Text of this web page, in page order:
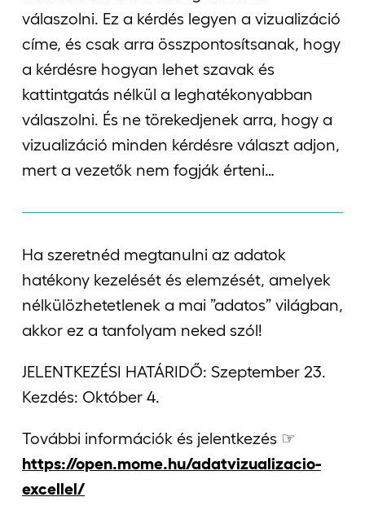
válaszolni. Ez a kérdés legyen a vizualizáció
címe, és csak arra összpontosítsanak, hogy
a kérdésre hogyan lehet szavak és
kattintgatás nélkül a leghatékonyabban
válaszolni. És ne törekedjenek arra, hogy a
vizualizáció minden kérdésre választ adjon,
mert a vezetők nem fogják érteni…
Ha szeretnéd megtanulni az adatok
hatékony kezelését és elemzését, amelyek
nélkülözhetetlenek a mai ”adatos” világban,
akkor ez a tanfolyam neked szól!
JELENTKEZÉSI HATÁRIDŐ: Szeptember 23.
Kezdés: Október 4.
További információk és jelentkezés ☞
https://open.mome.hu/adatvizualizacio-
excellel/